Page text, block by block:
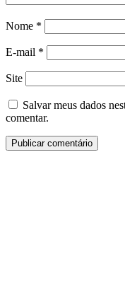
Nome *
E-mail *
Site
Salvar meus dados
comentar.